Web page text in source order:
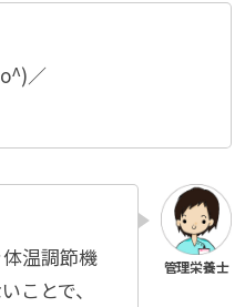
／
温調節機
ことで、